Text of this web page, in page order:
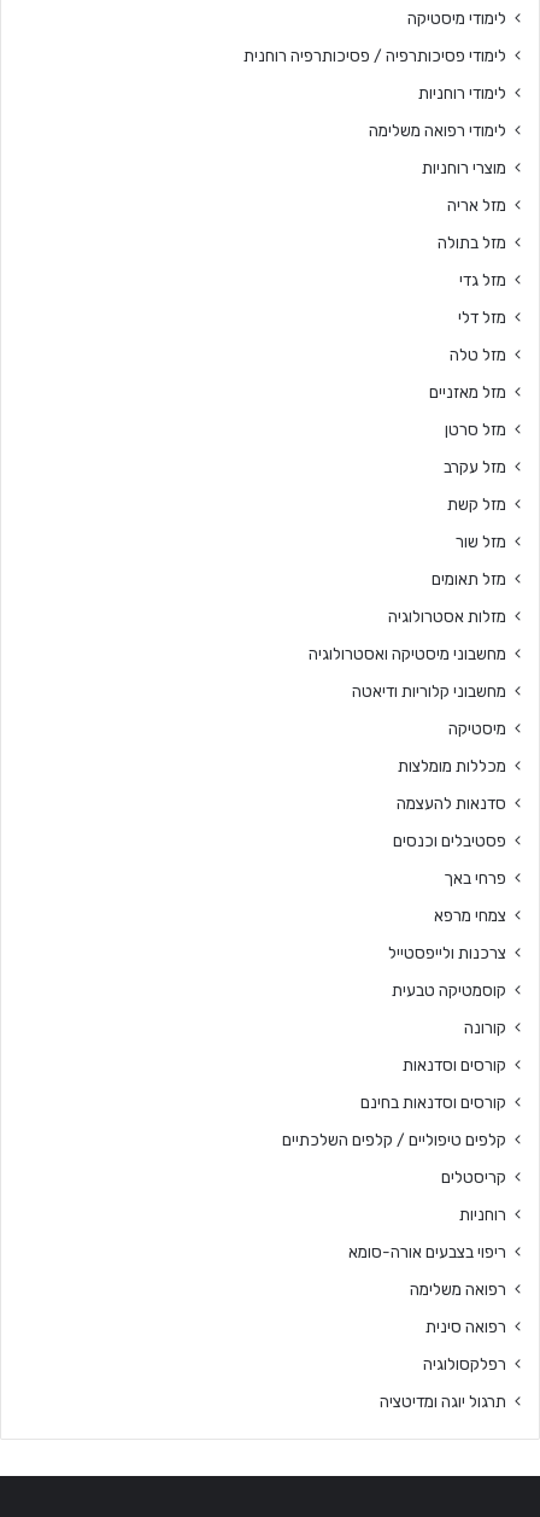
לימודי מיסטיקה
לימודי פסיכותרפיה / פסיכותרפיה רוחנית
לימודי רוחניות
לימודי רפואה משלימה
מוצרי רוחניות
מזל אריה
מזל בתולה
מזל גדי
מזל דלי
מזל טלה
מזל מאזניים
מזל סרטן
מזל עקרב
מזל קשת
מזל שור
מזל תאומים
מזלות אסטרולוגיה
מחשבוני מיסטיקה ואסטרולוגיה
מחשבוני קלוריות ודיאטה
מיסטיקה
מכללות מומלצות
סדנאות להעצמה
פסטיבלים וכנסים
פרחי באך
צמחי מרפא
צרכנות ולייפסטייל
קוסמטיקה טבעית
קורונה
קורסים וסדנאות
קורסים וסדנאות בחינם
קלפים טיפוליים / קלפים השלכתיים
קריסטלים
רוחניות
ריפוי בצבעים אורה-סומא
רפואה משלימה
רפואה סינית
רפלקסולוגיה
תרגול יוגה ומדיטציה